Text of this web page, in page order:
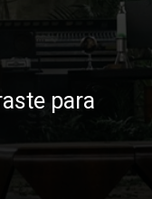
para